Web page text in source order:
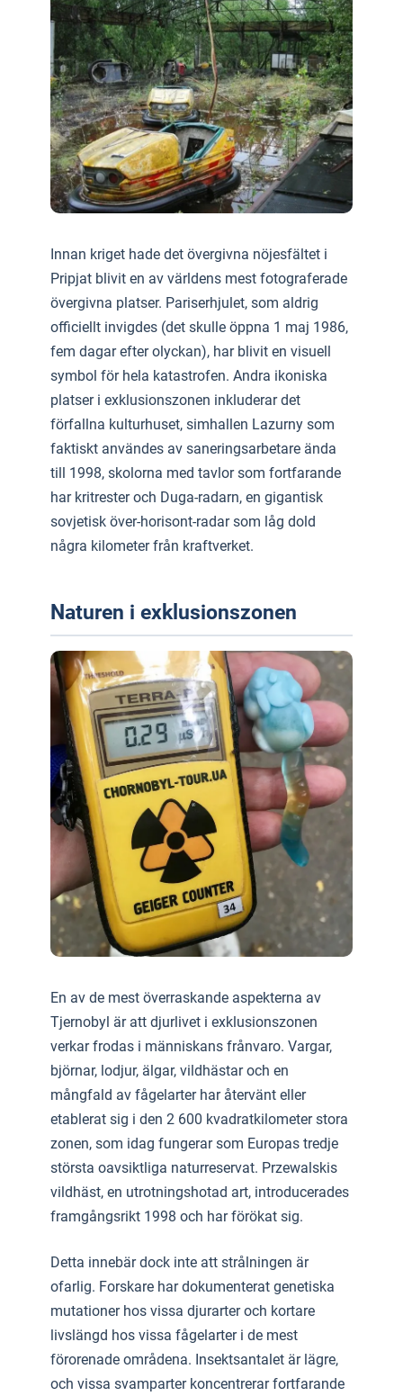
Innan kriget hade det övergivna nöjesfältet i
Pripjat blivit en av världens mest fotograferade
övergivna platser. Pariserhjulet, som aldrig
officiellt invigdes (det skulle öppna 1 maj 1986,
fem dagar efter olyckan), har blivit en visuell
symbol för hela katastrofen. Andra ikoniska
platser i exklusionszonen inkluderar det
förfallna kulturhuset, simhallen Lazurny som
faktiskt användes av saneringsarbetare ända
till 1998, skolorna med tavlor som fortfarande
har kritrester och Duga-radarn, en gigantisk
sovjetisk över-horisont-radar som låg dold
några kilometer från kraftverket.
Naturen i exklusionszonen
En av de mest överraskande aspekterna av
Tjernobyl är att djurlivet i exklusionszonen
verkar frodas i människans frånvaro. Vargar,
björnar, lodjur, älgar, vildhästar och en
mångfald av fågelarter har återvänt eller
etablerat sig i den 2 600 kvadratkilometer stora
zonen, som idag fungerar som Europas tredje
största oavsiktliga naturreservat. Przewalskis
vildhäst, en utrotningshotad art, introducerades
framgångsrikt 1998 och har förökat sig.
Detta innebär dock inte att strålningen är
ofarlig. Forskare har dokumenterat genetiska
mutationer hos vissa djurarter och kortare
livslängd hos vissa fågelarter i de mest
förorenade områdena. Insektsantalet är lägre,
och vissa svamparter koncentrerar fortfarande